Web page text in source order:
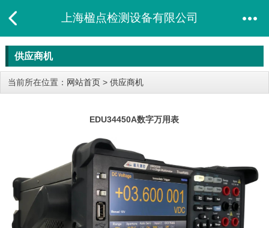
上海楹点检测设备有限公司
供应商机
当前所在位置： 网站首页 > 供应商机
EDU34450A数字万用表​